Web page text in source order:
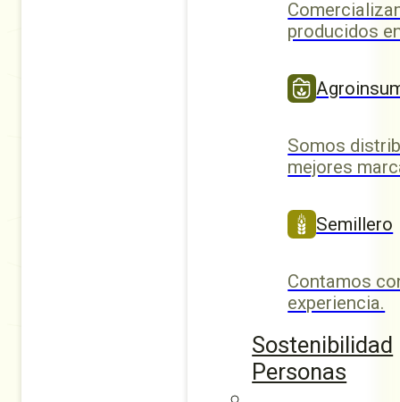
producidos
Somos
mejores
Semillero
Contamos
experiencia.
Sostenibilidad
Personas